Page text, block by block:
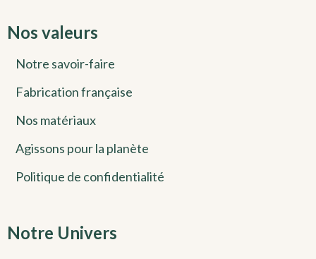
Nos valeurs
Notre savoir-faire
Fabrication française
Nos matériaux
Agissons pour la planète
Politique de confidentialité
Notre Univers